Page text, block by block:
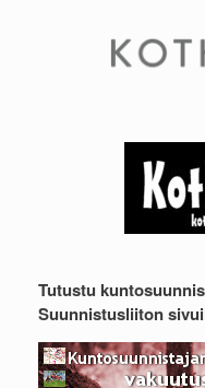
Tutustu
Suunnistusliiton